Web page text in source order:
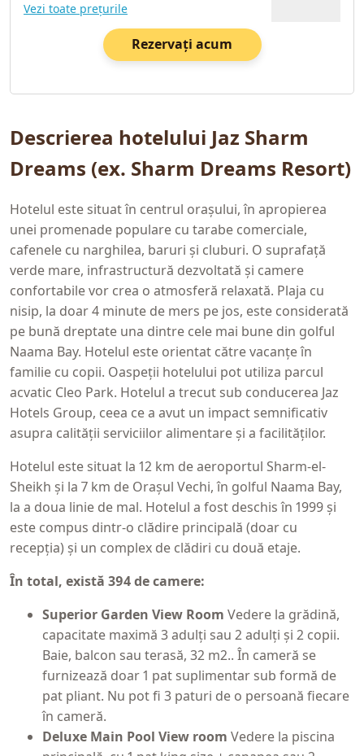
Vezi toate prețurile
Rezervați acum
Descrierea hotelului Jaz Sharm
Dreams (ex. Sharm Dreams Resort)
Hotelul este situat în centrul orașului, în apropierea
unei promenade populare cu tarabe comerciale,
cafenele cu narghilea, baruri și cluburi. O suprafață
verde mare, infrastructură dezvoltată și camere
confortabile vor crea o atmosferă relaxată. Plaja cu
nisip, la doar 4 minute de mers pe jos, este considerată
pe bună dreptate una dintre cele mai bune din golful
Naama Bay. Hotelul este orientat către vacanțe în
familie cu copii. Oaspeții hotelului pot utiliza parcul
acvatic Cleo Park. Hotelul a trecut sub conducerea Jaz
Hotels Group, ceea ce a avut un impact semnificativ
asupra calității serviciilor alimentare și a facilităților.
Hotelul este situat la 12 km de aeroportul Sharm-el-
Sheikh și la 7 km de Orașul Vechi, în golful Naama Bay,
la a doua linie de mal. Hotelul a fost deschis în 1999 și
este compus dintr-o clădire principală (doar cu
recepția) și un complex de clădiri cu două etaje.
În total, există 394 de camere:
Superior Garden View Room Vedere la grădină,
capacitate maximă 3 adulți sau 2 adulți și 2 copii.
Baie, balcon sau terasă, 32 m2.. În cameră se
furnizează doar 1 pat suplimentar sub formă de
pat pliant. Nu pot fi 3 paturi de o persoană fiecare
în cameră.
Deluxe Main Pool View room Vedere la piscina